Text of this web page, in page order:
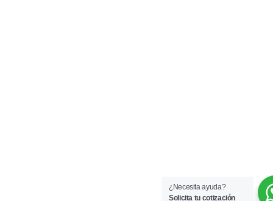
¿Necesita ayuda?
Solicita tu cotización